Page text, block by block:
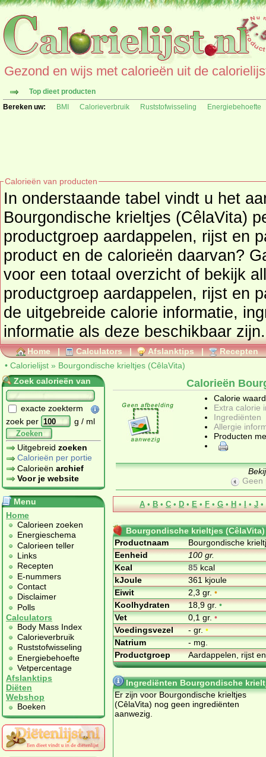
Gezond en wijs met calorieën uit de
Top dieet producten
Bereken uw:
BMI Calorieverbruik Ruststofwisseling Energiebehoefte
Calorieën van producten
In onderstaande tabel vindt u het
Bourgondische krieltjes (CêlaVita)
productgroep aardappelen, rijst en
product en de
voor een totaal overzicht of bekijk alle producten uit de
productgroep aardappelen, rijst en
de uitgebreide calorie informatie,
informatie als deze beschikbaar zijn.
Home | Calculators | Afslanktips | Recepten
• Calorielijst » Bourgondische krieltjes (CêlaVita)
Zoek calorieën van
exacte zoekterm
zoek per
g / ml
Zoeken
Uitgebreid zoeken
Calorieën per portie
Calorieën archief
Voor je website
Menu
Home
Calorieen zoeken
Energieschema
Calorieen teller
Links
Recepten
E-nummers
Contact
Disclaimer
Polls
Calculators
Body Mass Index
Calorieverbruik
Ruststofwisseling
Energiebehoefte
Vetpercentage
Afslanktips
Diëten
Webshop
Boeken
Calorieën
Calorie
Extra calorie
Ingrediënten
Allergie
Producten
Geen
A • B • C • D • E • F • G • H • I • J •
Bourgondische krieltjes (CêlaVita)
Productnaam
Bourgondische
Eenheid
100 gr.
Kcal
85kcal
kJoule
361 kjoule
Eiwit
2,3 gr.•
Koolhydraten
18,9 gr.•
Vet
0,1 gr.•
Voedingsvezel
- gr.•
Natrium
- mg.
Productgroep
Aardappelen, rijst
Ingrediënten Bourgondische
Er zijn voor Bourgondische krieltjes
(CêlaVita) nog geen ingrediënten
aanwezig.